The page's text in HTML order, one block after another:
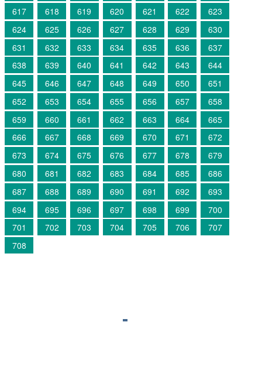
617
618 619 620 621 622
623
624
625 626 627 628 629
630
631
632 633 634 635 636
637
638
639 640 641 642 643
644
645
646 647 648 649 650
651
652
653 654 655 656 657
658
659
660 661 662 663 664
665
666
667 668 669 670 671
672
673
674 675 676 677 678
679
680
681 682 683 684 685
686
687
688 689 690 691 692
693
694
695 696 697 698 699
700
701
702 703 704 705 706
707
708